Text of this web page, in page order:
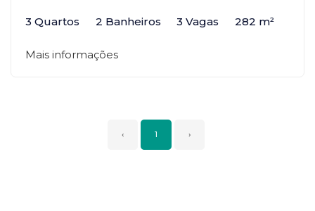
3 Quartos 2 Banheiros 3 Vagas 282 m²
Mais informações
‹ 1 ›